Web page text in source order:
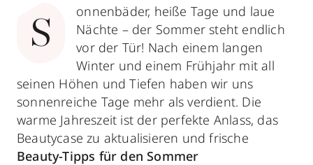
S
onnenbäder, heiße Tage und laue
Nächte – der Sommer steht endlich
vor der Tür! Nach einem langen
Winter und einem Frühjahr mit all
seinen Höhen und Tiefen haben wir uns
sonnenreiche Tage mehr als verdient. Die
warme Jahreszeit ist der perfekte Anlass, das
Beautycase zu aktualisieren und frische
Beauty-Tipps für den Sommer